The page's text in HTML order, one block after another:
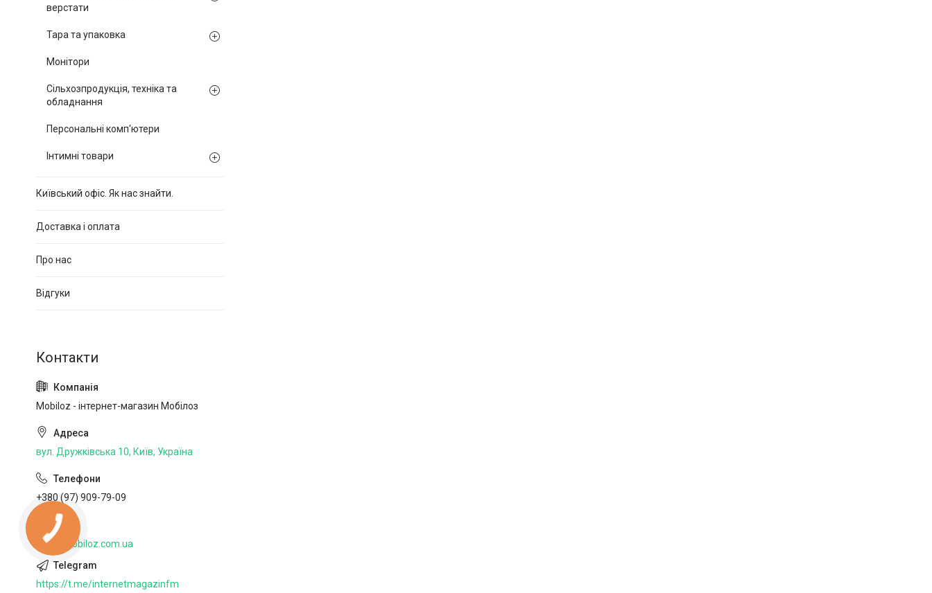
верстати
Тара та упаковка
Монітори
Сільхозпродукція, техніка та
обладнання
Персональні комп'ютери
Інтимні товари
Київський офіс. Як нас знайти.
Доставка і оплата
Про нас
Відгуки
Mobiloz - інтернет-магазин Мобілоз
вул. Дружківська 10, Київ, Україна
+380 (97) 909-79-09
http://mobiloz.com.ua
https://t.me/internetmagazinfm